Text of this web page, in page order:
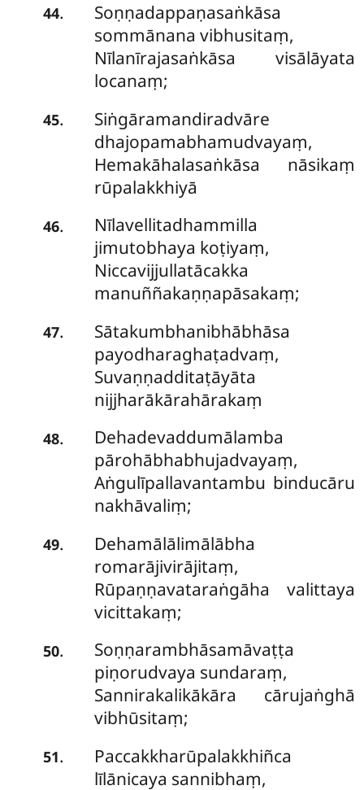
44.
Soṇṇadappaṇasaṅkāsa
sommānana vibhusitaṃ,
Nīlanīrajasaṅkāsa visālāyata
locanaṃ;
45.
Siṅgāramandiradvāre
dhajopamabhamudvayaṃ,
Hemakāhalasaṅkāsa nāsikaṃ
rūpalakkhiyā
46.
Nīlavellitadhammilla
jimutobhaya koṭiyaṃ,
Niccavijjullatācakka
manuññakaṇṇapāsakaṃ;
47.
Sātakumbhanibhābhāsa
payodharaghaṭadvaṃ,
Suvaṇṇadditaṭāyāta
nijjharākārahārakaṃ
48.
Dehadevaddumālamba
pārohābhabhujadvayaṃ,
Aṅgulīpallavantambu binducāru
nakhāvaliṃ;
49.
Dehamālālimālābha
romarājivirājitaṃ,
Rūpaṇṇavataraṅgāha valittaya
vicittakaṃ;
50.
Soṇṇarambhāsamāvaṭṭa
piṇorudvaya sundaraṃ,
Sannirakalikākāra cārujaṅghā
vibhūsitaṃ;
51.
Paccakkharūpalakkhiñca
līlānicaya sannibhaṃ,